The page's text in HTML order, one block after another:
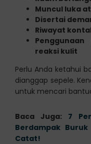
Muncul luka
Disertai
Riwayat
reaksi kulit
Perlu Anda ketahui
dianggap sepele.
untuk mencari
Baca Juga: 7
Berdampak
Catat!